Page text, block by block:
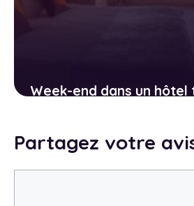
Week-end dans un
temps
11 avril 2026
Partagez votre